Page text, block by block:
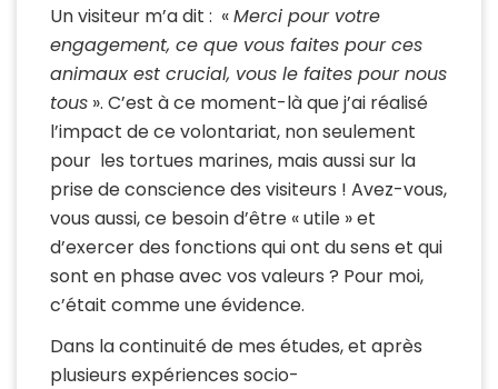
Un visiteur m’a dit : «Merci pour votre
engagement, ce que vous faites pour ces
animaux est crucial, vous le faites pour nous
tous ». C’est à ce moment-là que j’ai réalisé
l’impact de ce volontariat, non seulement
pour les tortues marines, mais aussi sur la
prise de conscience des visiteurs ! Avez-vous,
vous aussi, ce besoin d’être « utile » et
d’exercer des fonctions qui ont du sens et qui
sont en phase avec vos valeurs ? Pour moi,
c’était comme une évidence.
Dans la continuité de mes études, et après
plusieurs expériences socio-